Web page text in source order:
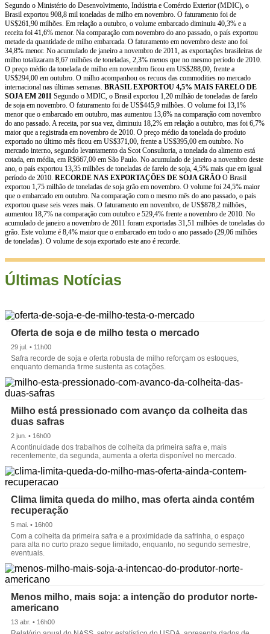
Segundo o Ministério do Desenvolvimento, Indústria e Comércio Exterior (MDIC), o
Brasil exportou 908,8 mil toneladas de milho em novembro. O faturamento foi de
US$261,90 milhões. Em relação a outubro, o volume embarcado diminuiu 40,3% e a
receita foi 41,6% menor. Na comparação com novembro do ano passado, o país exportou
metade da quantidade de milho embarcada. O faturamento em novembro deste ano foi
34,8% menor. No acumulado de janeiro a novembro de 2011, as exportações brasileiras de
milho totalizaram 8,67 milhões de toneladas, 2,3% menos que no mesmo período de 2010.
O preço médio da tonelada de milho em novembro ficou em US$288,00, frente a
US$294,00 em outubro. O milho acompanhou os recuos das commodities no mercado
internacional nas últimas semanas. BRASIL EXPORTOU 4,5% MAIS FARELO DE
SOJA EM 2011 Segundo o MDIC, o Brasil exportou 1,20 milhão de toneladas de farelo
de soja em novembro. O faturamento foi de US$445,9 milhões. O volume foi 13,1%
menor que o embarcado em outubro, mas aumentou 13,6% na comparação com novembro
do ano passado. A receita, por sua vez, diminuiu 18,2% em relação a outubro, mas foi 6,7%
maior que a registrada em novembro de 2010. O preço médio da tonelada do produto
exportado no último mês ficou em US$371,00, frente a US$395,00 em outubro. No
mercado interno, segundo levantamento da Scot Consultoria, a tonelada do alimento está
cotada, em média, em R$667,00 em São Paulo. No acumulado de janeiro a novembro deste
ano, o país exportou 13,35 milhões de toneladas de farelo de soja, 4,5% mais que em igual
período de 2010. RECORDE NAS EXPORTAÇÕES DE SOJA GRÃO O Brasil
exportou 1,75 milhão de toneladas de soja grão em novembro. O volume foi 24,5% maior
que o embarcado em outubro. Na comparação com o mesmo mês do ano passado, o país
exportou quase seis vezes mais. O faturamento em novembro, de US$878,2 milhões,
aumentou 18,7% na comparação com outubro e 529,4% frente a novembro de 2010. No
acumulado de janeiro a novembro de 2011 foram exportadas 31,51 milhões de toneladas do
grão. Este volume é 8,4% maior que o embarcado em todo o ano passado (29,06 milhões
de toneladas). O volume de soja exportado este ano é recorde.
Últimas Notícias
Oferta de soja e de milho testa o mercado
29 jul. • 11h00
Safra recorde de soja e oferta robusta de milho reforçam os estoques,
enquanto demanda firme sustenta as cotações.
Milho está pressionado com avanço da colheita das
duas safras
2 jun. • 16h00
A continuidade dos trabalhos de colheita da primeira safra e, mais
recentemente, da segunda, aumenta a oferta disponível no mercado.
Clima limita queda do milho, mas oferta ainda contém
recuperação
5 mai. • 16h00
Com a colheita da primeira safra e a proximidade da safrinha, o espaço
para alta no curto prazo segue limitado, enquanto, no segundo semestre,
eventuais.
Menos milho, mais soja: a intenção do produtor norte-
americano
13 abr. • 16h00